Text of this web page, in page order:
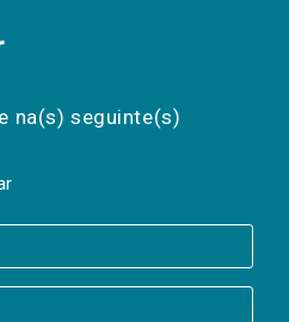
na(s) seguinte(s)